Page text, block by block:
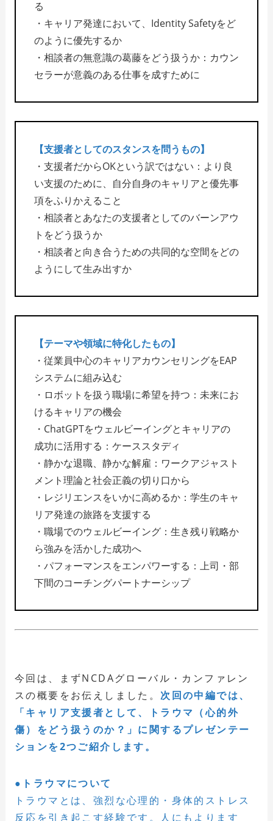
る
・キャリア発達において、Identity Safetyをど
のように優先するか
・相談者の無意識の葛藤をどう扱うか：カウン
セラーが意義のある仕事を成すために
【支援者としてのスタンスを問うもの】
・支援者だからOKという訳ではない：より良
い支援のために、自分自身のキャリアと優先事
項をふりかえること
・相談者とあなたの支援者としてのバーンアウ
トをどう扱うか
・相談者と向き合うための共同的な空間をどの
ようにして生み出すか
【テーマや領域に特化したもの】
・従業員中心のキャリアカウンセリングをEAP
システムに組み込む
・ロボットを扱う職場に希望を持つ：未来にお
けるキャリアの機会
・ChatGPTをウェルビーイングとキャリアの
成功に活用する：ケーススタディ
・静かな退職、静かな解雇：ワークアジャスト
メント理論と社会正義の切り口から
・レジリエンスをいかに高めるか：学生のキャ
リア発達の旅路を支援する
・職場でのウェルビーイング：生き残り戦略か
ら強みを活かした成功へ
・パフォーマンスをエンパワーする：上司・部
下間のコーチングパートナーシップ
今回は、まずNCDAグローバル・カンファレン
スの概要をお伝えしました。 次回の中編では、
「キャリア支援者として、トラウマ（心的外
傷）をどう扱うのか？」に関するプレゼンテー
ションを2つご紹介します。
●トラウマについて
トラウマとは、強烈な心理的・身体的ストレス
反応を引き起こす経験です。人にもよります